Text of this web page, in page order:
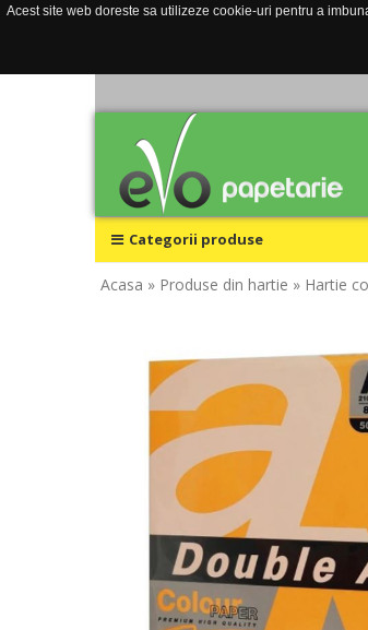
Acest site web doreste sa utilizeze cookie-uri pentru a
Categorii produse
Acasa » Produse din hartie » Hartie